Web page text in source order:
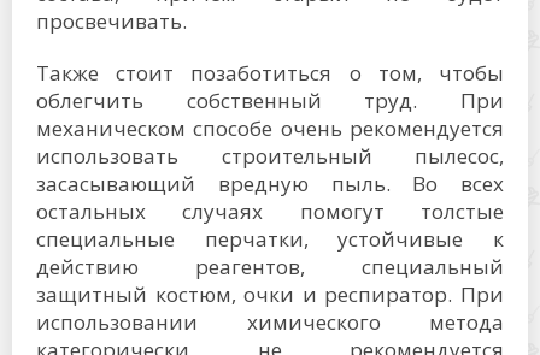
просвечивать.
Также стоит позаботиться о том, чтобы
облегчить собственный труд. При
механическом способе очень рекомендуется
использовать строительный пылесос,
засасывающий вредную пыль. Во всех
остальных случаях помогут толстые
специальные перчатки, устойчивые к
действию реагентов, специальный
защитный костюм, очки и респиратор. При
использовании химического метода
категорически не рекомендуется